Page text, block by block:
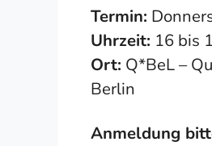
Termin:
Uhrzeit: 16 bis
Ort: Q*BeL –
Berlin
Anmeldung